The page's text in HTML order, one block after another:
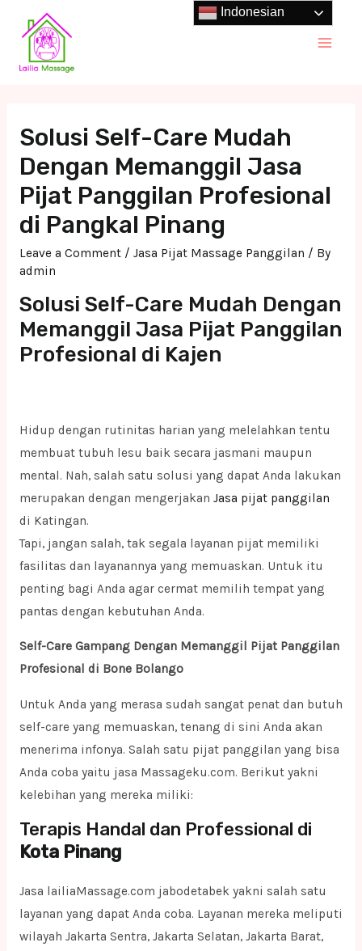
content
Solusi Self-Care Mudah
Dengan Memanggil Jasa
Pijat Panggilan Profesional
di Pangkal Pinang
Leave a Comment / Jasa Pijat Massage Panggilan / By
admin
Solusi Self-Care Mudah Dengan
Memanggil Jasa Pijat Panggilan
Profesional di Kajen
Hidup dengan rutinitas harian yang melelahkan tentu
membuat tubuh lesu baik secara jasmani maupun
mental. Nah, salah satu solusi yang dapat Anda lakukan
merupakan dengan mengerjakan Jasa pijat panggilan
di Katingan.
Tapi, jangan salah, tak segala layanan pijat memiliki
fasilitas dan layanannya yang memuaskan. Untuk itu
penting bagi Anda agar cermat memilih tempat yang
pantas dengan kebutuhan Anda.
Self-Care Gampang Dengan Memanggil Pijat Panggilan
Profesional di Bone Bolango
Untuk Anda yang merasa sudah sangat penat dan butuh
self-care yang memuaskan, tenang di sini Anda akan
menerima infonya. Salah satu pijat panggilan yang bisa
Anda coba yaitu jasa Massageku.com. Berikut yakni
kelebihan yang mereka miliki:
Terapis Handal dan Professional di
Kota Pinang
Jasa lailiaMassage.com jabodetabek yakni salah satu
layanan yang dapat Anda coba. Layanan mereka meliputi
wilayah Jakarta Sentra, Jakarta Selatan, Jakarta Barat,
Indonesian